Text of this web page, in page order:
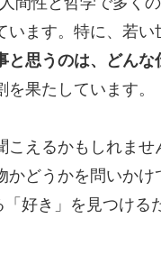
ます。特に、若い
思うのは、どん
果たしています。
えるかもしれま
どうかを問いか
好き」を見つける